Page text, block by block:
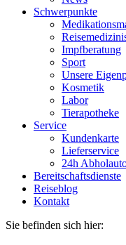
Schwerpunkte
Impfberatung
Sport
Unsere
Kosmetik
Labor
Tierapotheke
Service
Kundenkarte
Lieferservice
24h
Bereitschaftsdienste
Reiseblog
Kontakt
Sie befinden sich hier: